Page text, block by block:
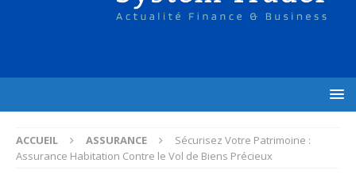
ACCUEIL ASSURANCE
Sécurisez Votre Patrimoine :
Assurance Habitation Contre le Vol de Biens Précieux